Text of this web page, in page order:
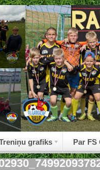
grafiks Par FS